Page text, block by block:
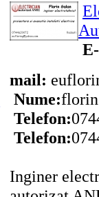
E-
mail:
Nume:
Telefon:
Telefon:
Inginer